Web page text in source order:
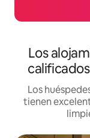
Los
Los
tienen